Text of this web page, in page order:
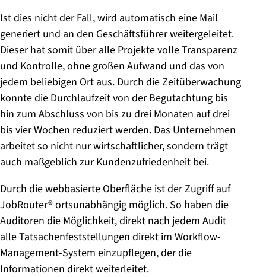
Ist dies nicht der Fall, wird automatisch eine Mail
generiert und an den Geschäftsführer weitergeleitet.
Dieser hat somit über alle Projekte volle Transparenz
und Kontrolle, ohne großen Aufwand und das von
jedem beliebigen Ort aus. Durch die Zeitüberwachung
konnte die Durchlaufzeit von der Begutachtung bis
hin zum Abschluss von bis zu drei Monaten auf drei
bis vier Wochen reduziert werden. Das Unternehmen
arbeitet so nicht nur wirtschaftlicher, sondern trägt
auch maßgeblich zur Kundenzufriedenheit bei.
Durch die webbasierte Oberfläche ist der Zugriff auf
JobRouter® ortsunabhängig möglich. So haben die
Auditoren die Möglichkeit, direkt nach jedem Audit
alle Tatsachenfeststellungen direkt im Workflow-
Management-System einzupflegen, der die
Informationen direkt weiterleitet.